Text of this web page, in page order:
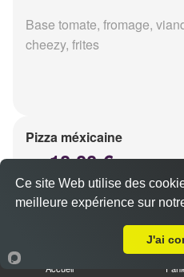
Base tomate, fromage,
cheezy, frites
Pizza méxicaine
10.00 €
Base sauce barbecue,
Accueil
Ce site Web utilise des
meilleure expérience sur
J'ai